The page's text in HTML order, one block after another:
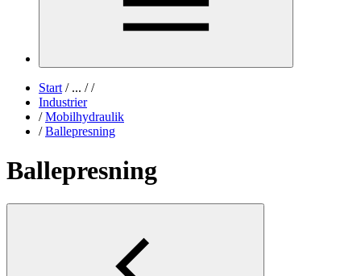
Start /... / /
Industrier
/ Mobilhydraulik
/ Ballepresning
Ballepresning